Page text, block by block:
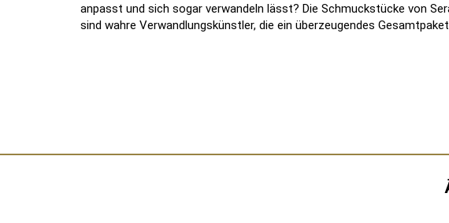
anpasst und sich sogar verwandeln lässt? Die Schmuckstücke von
sind wahre Verwandlungskünstler, die ein überzeugendes